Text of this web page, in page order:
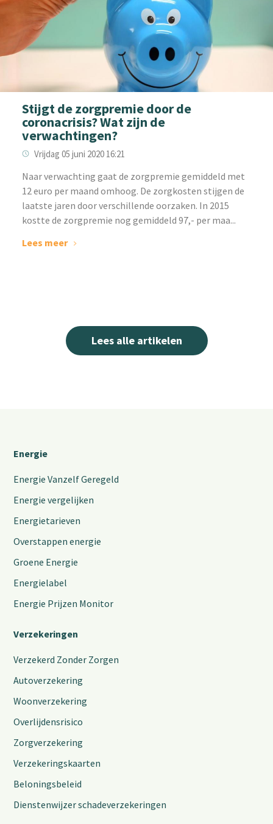
Stijgt de zorgpremie door de
coronacrisis? Wat zijn de
verwachtingen?
Vrijdag 05 juni 2020 16:21
Naar verwachting gaat de zorgpremie gemiddeld met
12 euro per maand omhoog. De zorgkosten stijgen de
laatste jaren door verschillende oorzaken. In 2015
kostte de zorgpremie nog gemiddeld 97,- per maa...
Lees meer
Lees alle artikelen
Energie
Energie Vanzelf Geregeld
Energie vergelijken
Energietarieven
Overstappen energie
Groene Energie
Energielabel
Energie Prijzen Monitor
Verzekeringen
Verzekerd Zonder Zorgen
Autoverzekering
Woonverzekering
Overlijdensrisico
Zorgverzekering
Verzekeringskaarten
Beloningsbeleid
Dienstenwijzer schadeverzekeringen